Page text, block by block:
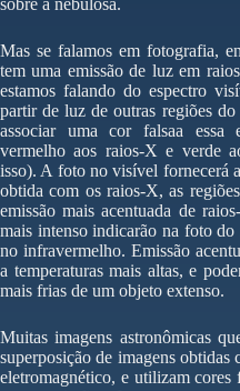
sobre a nebulosa.
Mas se falamos em fotografia,
tem uma emissão de luz em
estamos falando do espectro
partir de luz de outras regiões
associar uma cor falsaa essa
vermelho aos raios-X e verde
isso). A foto no visível fornecerá
obtida com os raios-X, as
emissão mais acentuada de
mais intenso indicarão na foto
no infravermelho. Emissão
a temperaturas mais altas, e
mais frias de um objeto extenso.
Muitas imagens astronômicas
superposição de imagens
eletromagnético, e utilizam cores